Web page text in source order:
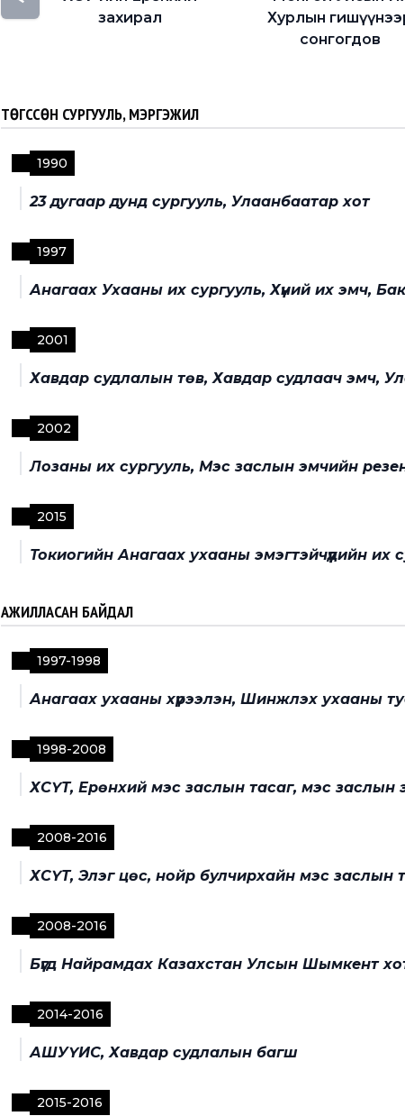
захирал
Хурлын
сонгогдов
ТӨГССӨН СУРГУУЛЬ, МЭРГЭЖИЛ
1990
23 дугаар дунд сургууль, Улаанбаатар хот
1997
Анагаах Ухааны их сургууль, Хүний их эмч,
2001
Хавдар судлалын төв, Хавдар судлаач эмч,
2002
Лозаны их сургууль, Мэс заслын эмчийн
2015
Токиогийн Анагаах ухааны эмэгтэйчүүдийн их
АЖИЛЛАСАН БАЙДАЛ
1997-1998
Анагаах ухааны хүрээлэн, Шинжлэх ухааны
1998-2008
ХСҮТ, Ерөнхий мэс заслын тасаг, мэс заслын
2008-2016
ХСҮТ, Элэг цөс, нойр булчирхайн мэс заслын
2008-2016
Бүгд Найрамдах Казахстан Улсын Шымкент
2014-2016
АШУҮИС, Хавдар судлалын багш
2015-2016